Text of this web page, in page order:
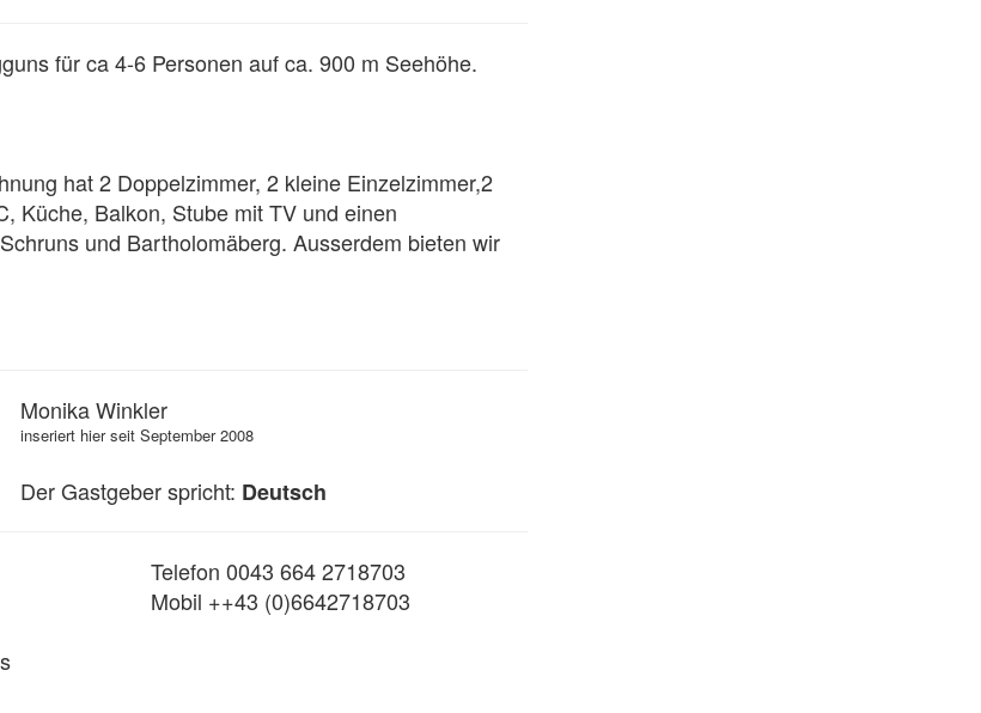
für ca 4-6 Personen auf ca. 900 m Seehöhe.
hat 2 Doppelzimmer, 2 kleine Einzelzimmer,2
Küche, Balkon, Stube mit TV und einen
und Bartholomäberg. Ausserdem bieten wir
Monika Winkler
inseriert hier seit September 2008
Der Gastgeber spricht: Deutsch
Telefon 0043 664 2718703
Mobil ++43 (0)6642718703